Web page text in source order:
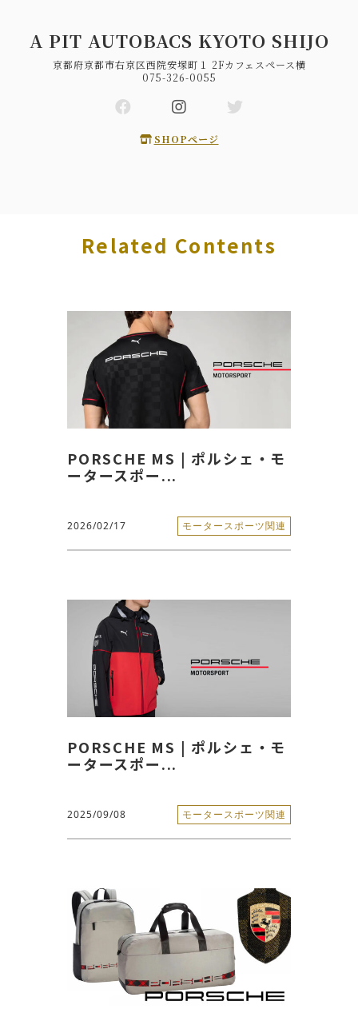
A PIT AUTOBACS KYOTO SHIJO
京都府京都市右京区西院安塚町１ 2Fカフェスペース横
075-326-0055
SHOPページ
Related Contents
PORSCHE MS | ポルシェ・モ
ータースポー...
2026/02/17 モータースポーツ関連
PORSCHE MS | ポルシェ・モ
ータースポー...
2025/09/08 モータースポーツ関連